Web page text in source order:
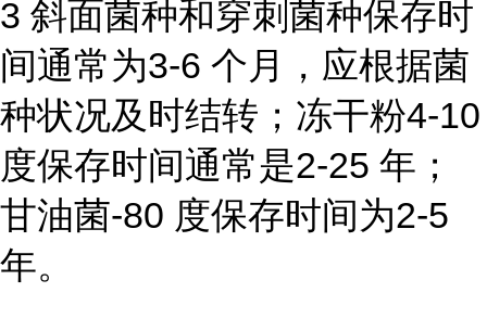
3 斜面菌种和穿刺菌种保存时
间通常为3-6 个月，应根据菌
种状况及时结转；冻干粉4-10
度保存时间通常是2-25 年；
甘油菌-80 度保存时间为2-5
年。